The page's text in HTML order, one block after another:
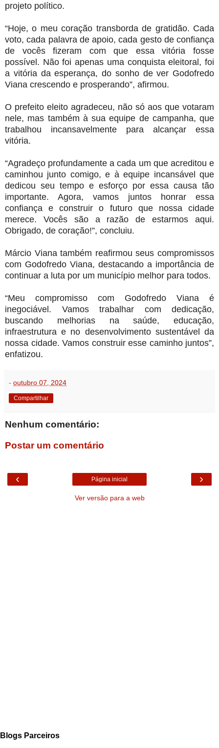
projeto político.
“Hoje, o meu coração transborda de gratidão. Cada
voto, cada palavra de apoio, cada gesto de confiança
de vocês fizeram com que essa vitória fosse
possível. Não foi apenas uma conquista eleitoral, foi
a vitória da esperança, do sonho de ver Godofredo
Viana crescendo e prosperando”, afirmou.
O prefeito eleito agradeceu, não só aos que votaram
nele, mas também à sua equipe de campanha, que
trabalhou incansavelmente para alcançar essa
vitória.
“Agradeço profundamente a cada um que acreditou e
caminhou junto comigo, e à equipe incansável que
dedicou seu tempo e esforço por essa causa tão
importante. Agora, vamos juntos honrar essa
confiança e construir o futuro que nossa cidade
merece. Vocês são a razão de estarmos aqui.
Obrigado, de coração!”, concluiu.
Márcio Viana também reafirmou seus compromissos
com Godofredo Viana, destacando a importância de
continuar a luta por um município melhor para todos.
“Meu compromisso com Godofredo Viana é
inegociável. Vamos trabalhar com dedicação,
buscando melhorias na saúde, educação,
infraestrutura e no desenvolvimento sustentável da
nossa cidade. Vamos construir esse caminho juntos”,
enfatizou.
- outubro 07, 2024
Compartilhar
Nenhum comentário:
Postar um comentário
‹ ›
Página inicial
Ver versão para a web
Blogs Parceiros